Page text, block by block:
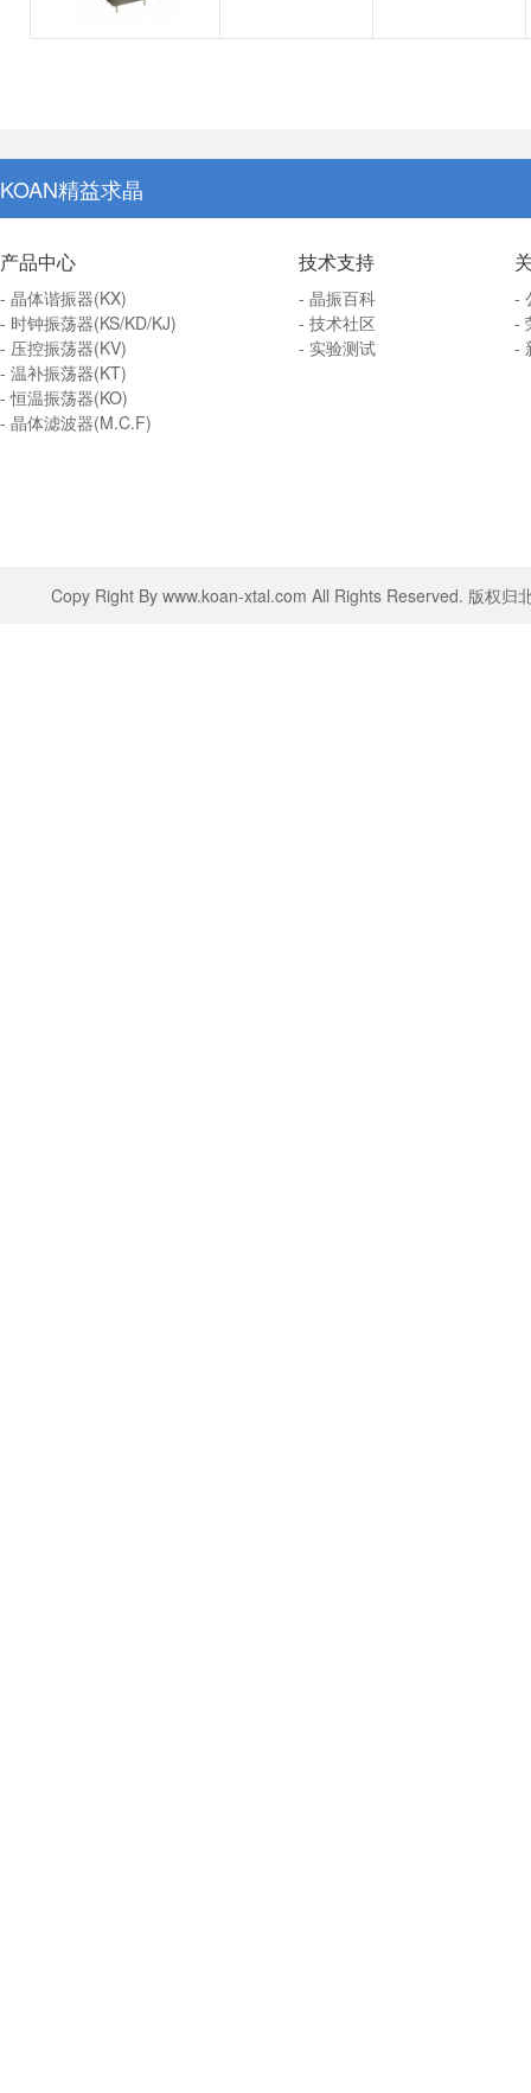
KOAN精益求晶
产品中心
- 晶体谐振器(KX)
- 时钟振荡器(KS/KD/KJ)
- 压控振荡器(KV)
- 温补振荡器(KT)
- 恒温振荡器(KO)
- 晶体滤波器(M.C.F)
技术支持
- 晶振百科
- 技术社区
- 实验测试
-
-
-
Copy Right By www.koan-xtal.com All Rights Reserved. 版权归